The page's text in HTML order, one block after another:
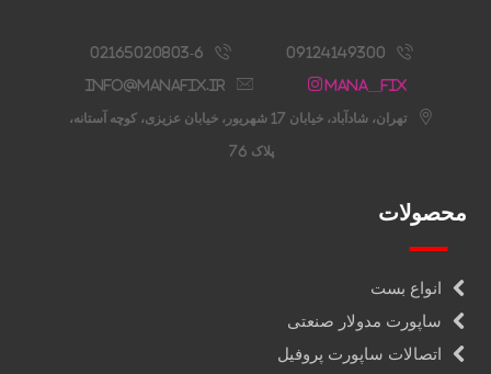
09124149300
02165020803-6
Mana__fix
info@manafix.ir
تهران، شادآباد، خیابان 17 شهریور، خیابان عزیزی، کوچه آستانه،
پلاک 76
محصولات
انواع بست
ساپورت مدولار صنعتی
اتصالات ساپورت پروفیل